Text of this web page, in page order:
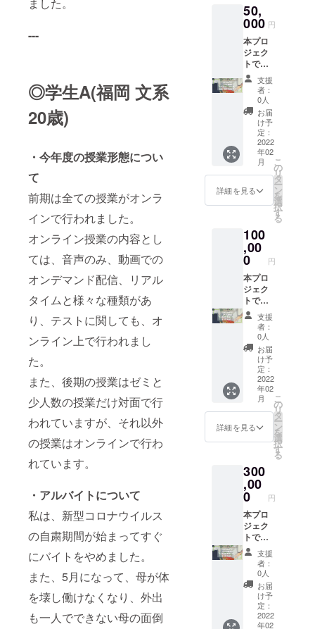
---
◎学生A(福岡 文系
20歳)
・今年度の授業形態につい
て
前期は全ての授業がオンラ
インで行われました。
オンライン授業の内容とし
ては、音声のみ、動画での
オンデマンド配信、リアル
タイムと様々な種類があ
り、テストに関しても、オ
ンライン上で行われまし
た。
また、後期の授業はゼミと
少人数の授業だけ対面で行
われていますが、それ以外
の授業はオンラインで行わ
れています。
・アルバイトについて
私は、新型コロナウイルス
の自粛期間が始まってすぐ
にバイトをやめました。
また、5月になって、母が体
を壊し働けなくなり、外出
も一人でできない母の面倒
取りた
い方が
いらっ
しゃい
ました
ら、備
考欄に
その旨
をご記
入くだ
さい。
年1～12
月分の
活動報
告書の
受け取
りをご
希望さ
れる
方、ま
たは②
本プロ
ジェク
トへの
寄付金
を2021
年3月以
取りた
い方が
いらっ
しゃい
ました
ら、備
考欄に
その旨
をご記
入くだ
さい。
支援金
の入金
が2021
年2月頃
となり
ますた
め、リ
ターン
の発送
は2022
年2～3
月頃と
なりま
す。
※①202
ご支援
いただ
年1～12
月分の
活動報
告書の
受け取
りをご
希望さ
れる
方、ま
たは②
本プロ
ジェク
トへの
寄付金
の「領
収書」
年3月以
降早期
い方が
いらっ
しゃい
ました
ら、備
考欄に
その旨
をご記
入くだ
さい。
が育英
会に提
え、あ
しなが
育英会
より
「年間
活動報
告書」
と「寄
付金受
領証明
書」を
発送い
たしま
す。
支援金
の入金
が2021
となり
ますた
め、リ
ターン
の発送
は2022
年2～3
月頃と
なりま
す。
※①202
0年中に
ご支援
いただ
年1～12
月分の
活動報
告書の
りをご
希望さ
れる
方、ま
たは②
本プロ
ジェク
トへの
寄付金
の「領
の奨学
金とし
て、全
額を一
般財団
法人あ
しなが
育英会
に寄付
し、大
切に使
用させ
ていた
だきま
す。 ご
支援者
情報を
が育英
会に提
供のう
え、あ
しなが
育英会
より
「年間
活動報
告書」
と「寄
付金受
領証明
書」を
発送い
たしま
す。
※Good
gからの
の入金
が2021
年2月頃
となり
ますた
め、リ
ターン
の発送
は2022
年2～3
月頃と
なりま
す。
※①202
50,
000 円
本プロ
ジェク
トでい
ただき
ました
ご支援
は、病
気や災
害・自
死で親
を亡く
したり
親に障
がいが
ある家
の奨学
金とし
て、全
額を一
般財団
法人あ
しなが
育英会
に寄付
し、大
切に使
用させ
ていた
だきま
す。 ご
支援者
情報を
一般財
団法人
会に提
供のう
え、あ
しなが
育英会
より
「年間
活動報
告書」
と「寄
付金受
領証明
書」を
発送い
支援
者：
0人
お届
け予
定：
2022
年02
月
詳細を見る
こ
の
リ
タ
ー
ン
を
選
択
す
る
100
,00
0 円
本プロ
ジェク
トでい
ただき
ました
ご支援
は、病
気や災
害・自
死で親
を亡く
したり
親に障
がいが
ある家
の奨学
金とし
て、全
額を一
般財団
法人あ
しなが
育英会
に寄付
し、大
切に使
用させ
ていた
だきま
支援
者：
0人
お届
け予
定：
2022
年02
月
詳細を見る
こ
の
リ
タ
ー
ン
を
選
択
す
る
300
,00
0 円
本プロ
ジェク
トでい
ただき
ました
ご支援
は、病
気や災
害・自
死で親
支援
者：
0人
お届
け予
定：
2022
年02